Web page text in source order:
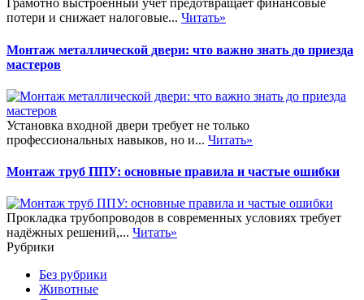
Грамотно выстроенный учёт предотвращает финансовые
потери и снижает налоговые... Читать»
Монтаж металлической двери: что важно знать до приезда
мастеров
Установка входной двери требует не только
профессиональных навыков, но и... Читать»
Монтаж труб ППУ: основные правила и частые ошибки
Прокладка трубопроводов в современных условиях требует
надёжных решений,... Читать»
Рубрики
Без рубрики
Животные